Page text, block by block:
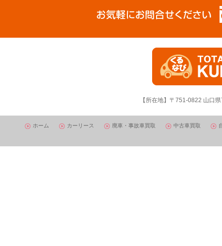
【所在地】〒751-0822 山
ホーム カーリース 廃車・事故車買取 中古車買取